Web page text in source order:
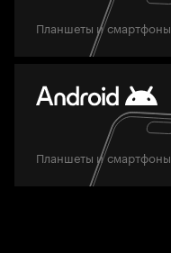
Планшеты и смартфоны
Планшеты и смартфоны